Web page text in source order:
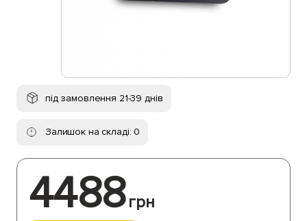
під замовлення 21-39 днів
Залишок на складі: 0
4488грн